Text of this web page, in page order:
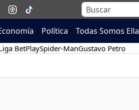
Política Todas Somos Ella
BetPlaySpider-ManGustavo Petro